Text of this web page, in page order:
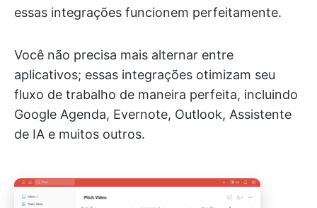
essas integrações funcionem perfeitamente.
Você não precisa mais alternar entre
aplicativos; essas integrações otimizam seu
fluxo de trabalho de maneira perfeita, incluindo
Google Agenda, Evernote, Outlook, Assistente
de IA e muitos outros.